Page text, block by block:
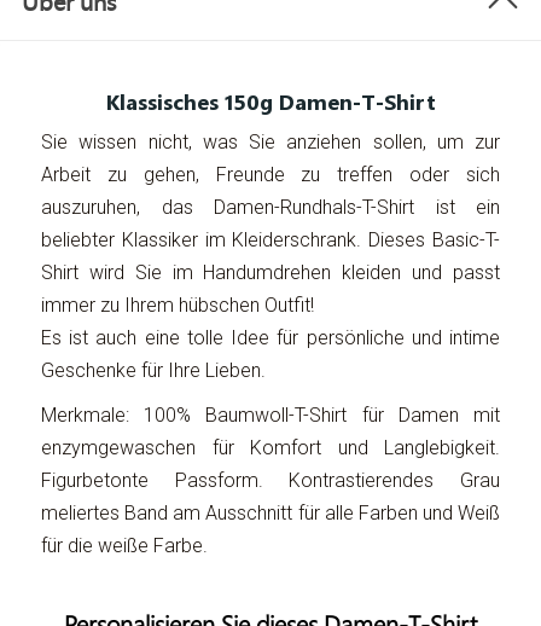
Klassisches 150g Damen-T-Shirt
Sie wissen nicht, was Sie anziehen sollen, um zur
Arbeit zu gehen, Freunde zu treffen oder sich
auszuruhen, das Damen-Rundhals-T-Shirt ist ein
beliebter Klassiker im Kleiderschrank. Dieses Basic-T-
Shirt wird Sie im Handumdrehen kleiden und passt
immer zu Ihrem hübschen Outfit!
Es ist auch eine tolle Idee für persönliche und intime
Geschenke für Ihre Lieben.
Merkmale: 100% Baumwoll-T-Shirt für Damen mit
enzymgewaschen für Komfort und Langlebigkeit.
Figurbetonte Passform. Kontrastierendes Grau
meliertes Band am Ausschnitt für alle Farben und Weiß
für die weiße Farbe.